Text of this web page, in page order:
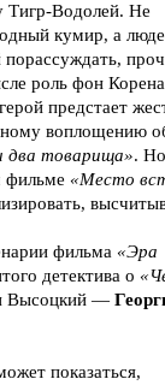
Тигр-Водолей. Не
кумир, а
роль фон
предстает
воплощению
два товарища». Но
фильме «Место
фильма «Эра
детектива о
Высоцкий —
показаться,